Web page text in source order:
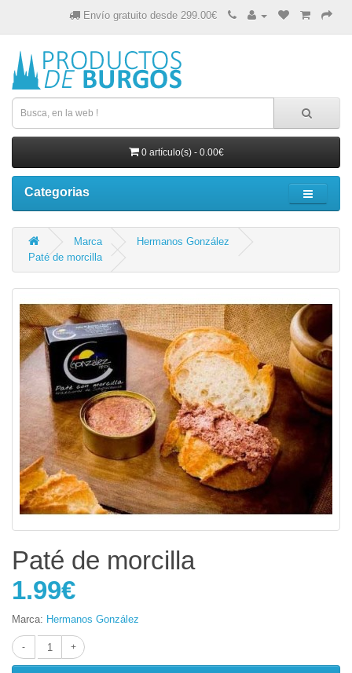
Envío gratuito desde 299.00€
0 artículo(s) - 0.00€
Categorias
Marca
Hermanos González
Paté de morcilla
Paté de morcilla
1.99€
Marca: Hermanos González